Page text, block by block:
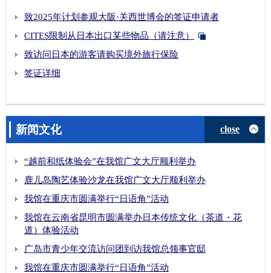
致2025年计划参观大阪·关西世博会的签证申请者
CITES限制从日本出口某些物品（请注意）
致访问日本的游客请购买境外旅行保险
签证详细
新闻文化 close
“越前和纸体验会”在我馆广文大厅顺利举办
鹿儿岛陶艺体验沙龙在我馆广文大厅顺利举办
我馆在重庆市圆满举行“日语角”活动
我馆在云南省昆明市圆满举办日本传统文化（茶道・花
道）体验活动
广岛市青少年交流访问团到访我馆总领事官邸
我馆在重庆市圆满举行“日语角”活动